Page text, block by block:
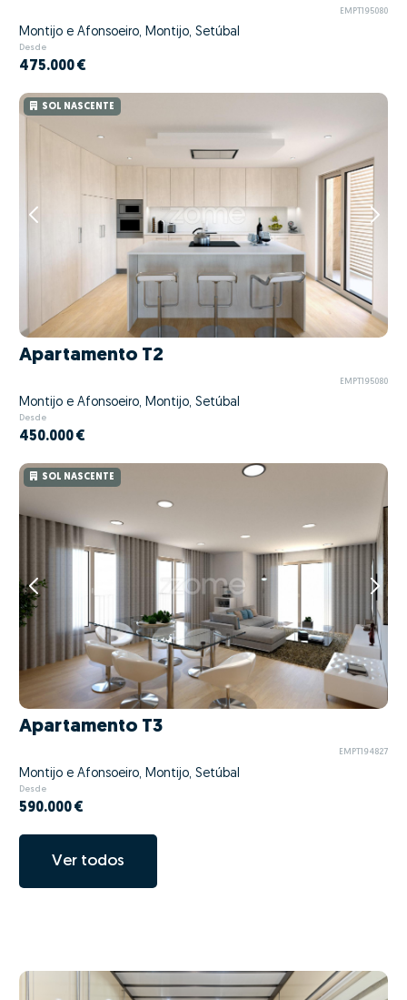
EMPT195080
Montijo e Afonsoeiro, Montijo, Setúbal
Desde
475.000 €
SOL NASCENTE
Apartamento T2
EMPT195080
Montijo e Afonsoeiro, Montijo, Setúbal
Desde
450.000 €
SOL NASCENTE
Apartamento T3
EMPT194827
Montijo e Afonsoeiro, Montijo, Setúbal
Desde
590.000 €
Ver todos